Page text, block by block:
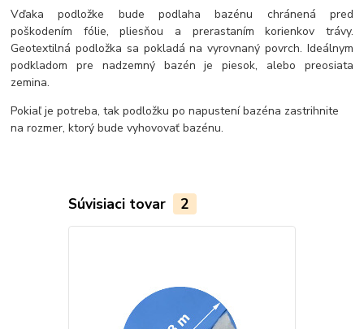
Vďaka podložke bude podlaha bazénu chránená pred
poškodením fólie, pliesňou a prerastaním korienkov trávy.
Geotextilná podložka sa pokladá na vyrovnaný povrch. Ideálnym
podkladom pre nadzemný bazén je piesok, alebo preosiata
zemina.
Pokiaľ je potreba, tak podložku po napustení bazéna zastrihnite
na rozmer, ktorý bude vyhovovať bazénu.
Súvisiaci tovar 2